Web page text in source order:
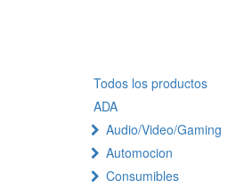
Todos los productos
ADA
Audio/Video/Gaming
Automocion
Consumibles